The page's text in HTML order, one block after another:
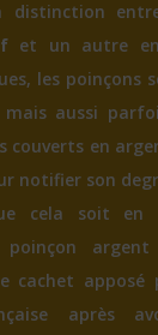
distinction
et un autre en
les poinçons
aussi
couverts en
notifier son
cela soit en
poinçon
cachet apposé
après